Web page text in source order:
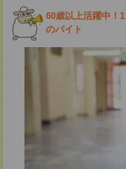
60歳以上活躍中！
のバイト